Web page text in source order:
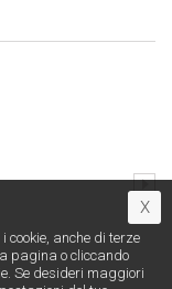
anche di terze
pagina o cliccando
Se desideri maggiori
X